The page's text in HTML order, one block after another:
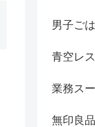
男子ご
青空レ
業務ス
無印良品